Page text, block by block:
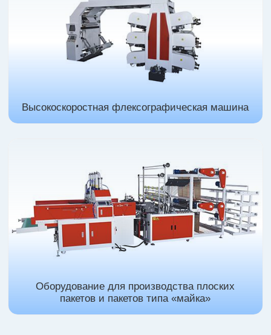
Высокоскоростная флексографическая машина
Оборудование для производства плоских
пакетов и пакетов типа «майка»